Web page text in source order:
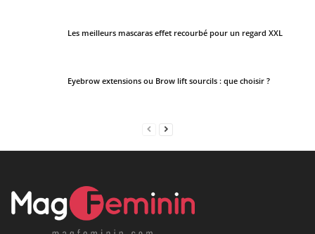
Les meilleurs mascaras effet recourbé pour un regard XXL
Eyebrow extensions ou Brow lift sourcils : que choisir ?